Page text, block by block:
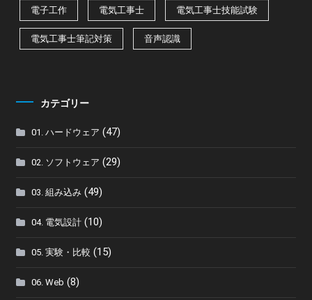
電子工作 電気工事士 電気工事士技能試験
電気工事士筆記対策 音声認識
カテゴリー
01. ハードウェア (47)
02. ソフトウェア (29)
03. 組み込み (49)
04. 電気設計 (10)
05. 実験・比較 (15)
06. Web (8)